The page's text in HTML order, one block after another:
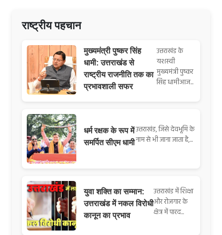
राष्ट्रीय पहचान
मुख्यमंत्री पुष्कर सिंह
धामी: उत्तराखंड से
राष्ट्रीय राजनीति तक का
प्रभावशाली सफर
उत्तराखंड के
यशस्वी
मुख्यमंत्री पुष्कर
सिंह धामीआज...
धर्म रक्षक के रूप में
समर्पित सीएम धामी
उत्तराखंड, जिसे देवभूमि के
नाम से भी जाना जाता है,...
युवा शक्ति का सम्मान:
उत्तराखंड में नकल विरोधी
कानून का प्रभाव
उत्तराखंड में शिक्षा
और रोजगार के
क्षेत्र में पारद...